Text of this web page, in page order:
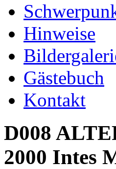
Hinweise
Gästebuch
Kontakt
D008
2000 Intes